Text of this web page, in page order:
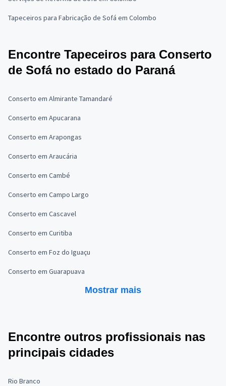
Tapeceiros para Fabricação de Sofá em Colombo
Encontre Tapeceiros para Conserto
de Sofá no estado do Paraná
Conserto em Almirante Tamandaré
Conserto em Apucarana
Conserto em Arapongas
Conserto em Araucária
Conserto em Cambé
Conserto em Campo Largo
Conserto em Cascavel
Conserto em Curitiba
Conserto em Foz do Iguaçu
Conserto em Guarapuava
Mostrar mais
Encontre outros profissionais nas
principais cidades
Rio Branco